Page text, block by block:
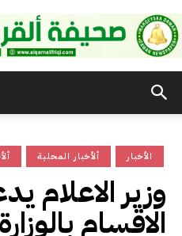
القرن ألأخبار المحلية الأخبار
وزير الاعلام
الاقسام